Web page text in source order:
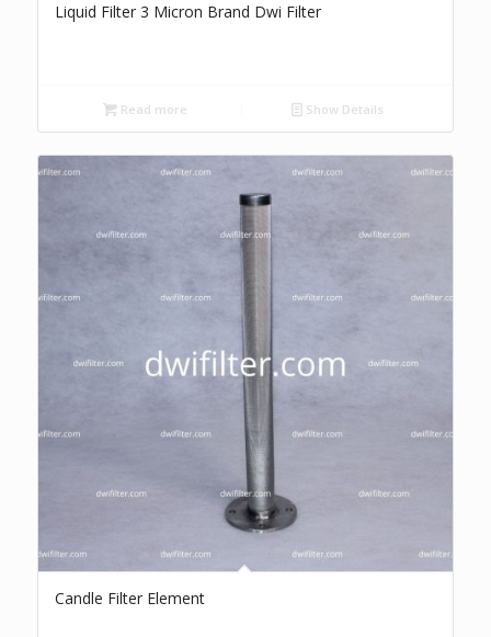
Liquid Filter 3 Micron Brand Dwi Filter
Read more Show Details
Candle Filter Element